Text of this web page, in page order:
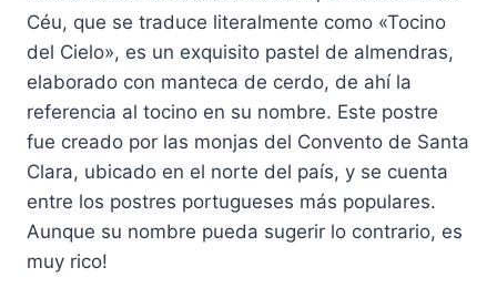
Céu, que se traduce literalmente como «Tocino
del Cielo», es un exquisito pastel de almendras,
elaborado con manteca de cerdo, de ahí la
referencia al tocino en su nombre. Este postre
fue creado por las monjas del Convento de Santa
Clara, ubicado en el norte del país, y se cuenta
entre los postres portugueses más populares.
Aunque su nombre pueda sugerir lo contrario, es
muy rico!